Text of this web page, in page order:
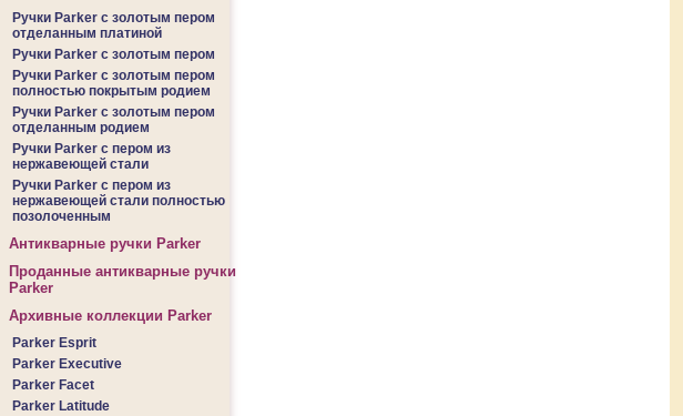
Ручки Parker c золотым пером
отделанным платиной
Ручки Parker c золотым пером
Ручки Parker c золотым пером
полностью покрытым родием
Ручки Parker c золотым пером
отделанным родием
Ручки Parker c пером из
нержавеющей стали
Ручки Parker c пером из
нержавеющей стали полностью
позолоченным
Антикварные ручки Parker
Проданные антикварные ручки
Parker
Архивные коллекции Parker
Parker Esprit
Parker Executive
Parker Facet
Parker Latitude